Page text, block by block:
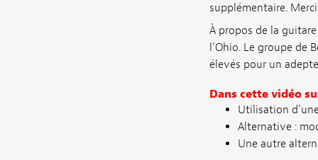
supplémentaire. Merci
À propos de la
l’Ohio. Le groupe de
élevés pour un
Dans cette vidéo
Utilisation
Alternative :
Une autre